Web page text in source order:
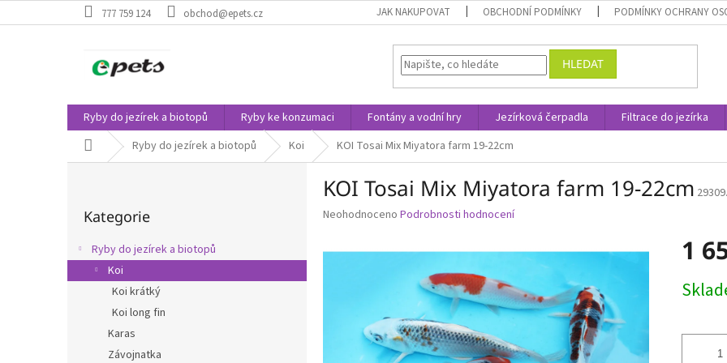
na
777 759 124 obchod@epets.cz JAK NAKUPOVAT OBCHODNÍ PODMÍNKY PODMÍNKY OCHRANY
HLEDAT
Ryby do jezírek a biotopů Ryby ke konzumaci Fontány a vodní hry Jezírková čerpadla Filtrace do jezírka
Domů Ryby do jezírek a biotopů Koi KOI Tosai Mix Miyatora farm 19-22cm
a
n
kategorie
Kategorie
Ryby do jezírek a biotopů
Koi
Koi krátký
Koi long fin
Karas
Závojnatka
KOI Tosai Mix Miyatora farm 19-22cm
Průměrné
hvězdiček.
Neohodnoceno Podrobnosti hodnocení
1
cena: